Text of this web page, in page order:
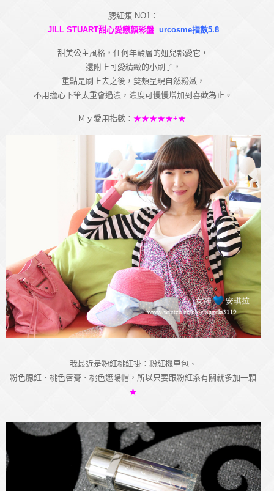
腮紅類 NO1：
JILL STUART甜心愛戀顏彩盤 urcosme指數5.8
甜美公主風格，任何年齡層的妞兒都愛它，
還附上可愛精緻的小刷子，
重點是刷上去之後，雙頰呈現自然粉嫩，
不用擔心下筆太重會過濃，濃度可慢慢增加到喜歡為止。
Ｍｙ愛用指數：★★★★★+★
我最近是粉紅桃紅掛：粉紅機車包、
粉色腮紅、桃色唇膏、桃色遮陽帽，所以只要跟粉紅系有關就多加一顆
★